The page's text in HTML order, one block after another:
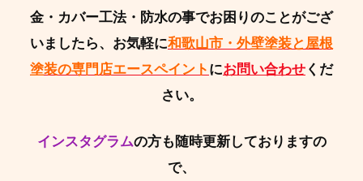
金・カバー工法・防水の事でお困りのことがござ
いましたら、お気軽に和歌山市・外壁塗装と屋根
塗装の専門店エースペイント にお問い合わせ くだ
さい。
インスタグラムの方も随時更新しておりますの
で、